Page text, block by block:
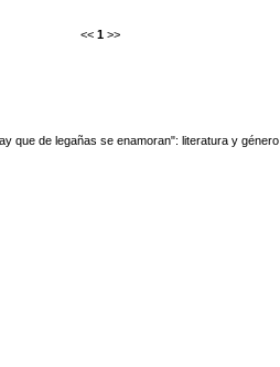
<< 1 >>
que de legañas se enamoran": literatura y género